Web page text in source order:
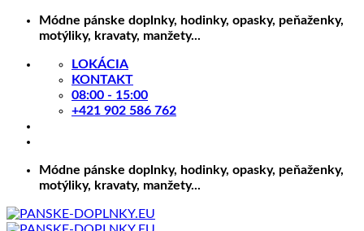
Skip
Módne pánske doplnky, hodinky, opasky, peňaženky,
motýliky, kravaty, manžety...
LOKÁCIA
KONTAKT
08:00 - 15:00
+421 902 586 762
Módne pánske doplnky, hodinky, opasky, peňaženky,
motýliky, kravaty, manžety...